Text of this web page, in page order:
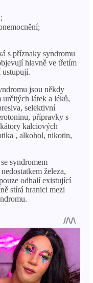
s příznaky syndromu
hlavně ve třetím
ustupují.
jsou někdy
určitých látek a léků,
selektivní
přípravky s
kalciových
, alkohol, nikotin,
syndromem
železa,
odhalí existující
stírá hranici mezi